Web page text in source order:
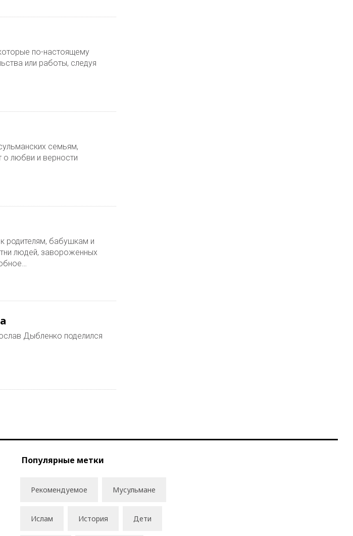
по-настоящему
или работы, следуя
семьям,
любви и верности
родителям, бабушкам и
людей, завороженных
Дыбленко поделился
Популярные метки
Рекомендуемое Мусульмане
Ислам История Дети